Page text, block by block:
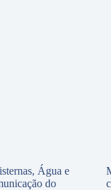
Água e
do